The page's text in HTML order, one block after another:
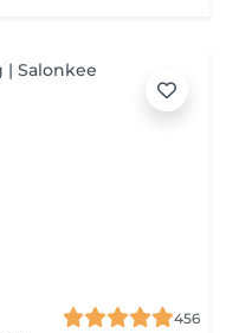
456